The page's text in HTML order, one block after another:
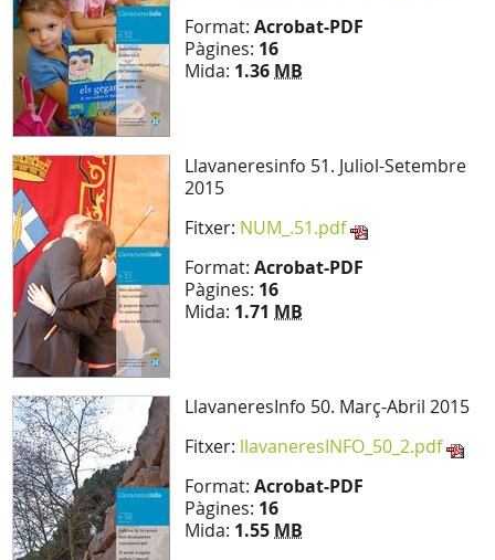
Format: Acrobat-PDF
Pàgines: 16
Mida: 1.36 MB
Llavaneresinfo 51. Juliol-Setembre
2015
Fitxer: NUM_.51.pdf
Format: Acrobat-PDF
Pàgines: 16
Mida: 1.71 MB
LlavaneresInfo 50. Març-Abril 2015
Fitxer: llavaneresINFO_50_2.pdf
Format: Acrobat-PDF
Pàgines: 16
Mida: 1.55 MB